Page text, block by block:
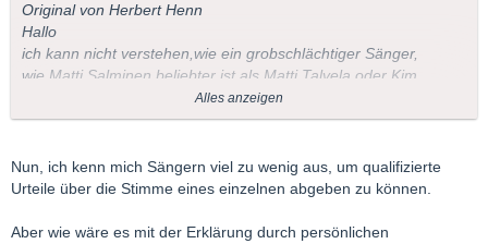
Original von Herbert Henn
Hallo
ich kann nicht verstehen,wie ein grobschlächtiger Sänger,
wie Matti Salminen beliebter ist als Matti Talvela,oder Kim
Borg,um zwei andere Finnen zu nennen.Ganz abgesehen
von Bässen,wie Ezio Pinza,Alexander Kipnis,Cesare Siepi
Vieleicht kann es mir ja jemand erklären.
Alles anzeigen
Nun, ich kenn mich Sängern viel zu wenig aus, um qualifizierte
Urteile über die Stimme eines einzelnen abgeben zu können.
Aber wie wäre es mit der Erklärung durch persönlichen